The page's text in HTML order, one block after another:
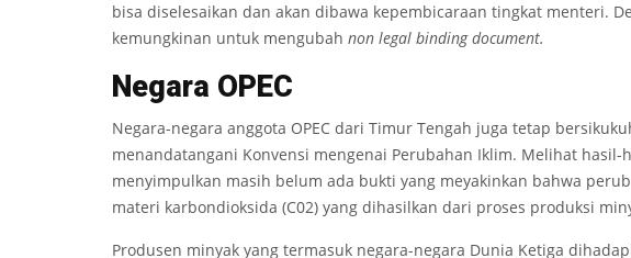
bisa diselesaikan dan akan dibawa kepembicaraan tingkat menteri.
kemungkinan untuk mengubah non legal binding document.
Negara OPEC
Negara-negara anggota OPEC dari Timur Tengah juga tetap
menandatangani Konvensi mengenai Perubahan Iklim. Melihat hasil-
menyimpulkan masih belum ada bukti yang meyakinkan bahwa
materi karbondioksida (C02) yang dihasilkan dari proses produksi
Produsen minyak yang termasuk negara-negara Dunia Ketiga